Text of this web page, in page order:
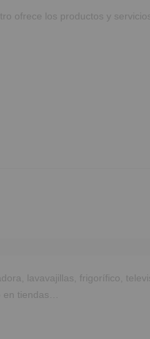
ofrece los productos y
lavavajillas, frigorífico,
tiendas…